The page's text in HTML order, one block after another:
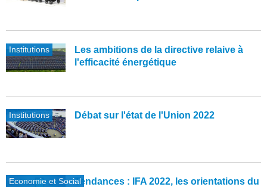
Institutions
Les ambitions de la directive relaive à
l'efficacité énergétique
Institutions Débat sur l'état de l'Union 2022
Economie et SocialTendances : IFA 2022, les orientations du